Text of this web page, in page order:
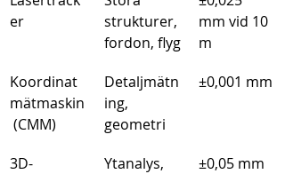
er
strukturer,
fordon, flyg
mm vid 10
m
Koordinat
mätmaskin
(CMM)
Detaljmätn
ing,
geometri
±0,001 mm
3D-
Ytanalys,
±0,05 mm